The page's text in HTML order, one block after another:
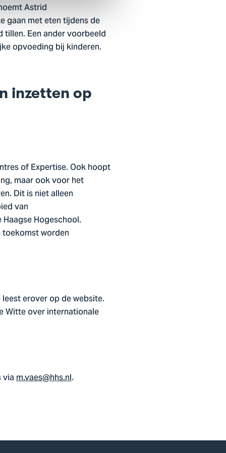
Astrid
gaan met eten tijdens de
Een ander voorbeeld
opvoeding bij kinderen.
inzetten op
of Expertise. Ook hoopt
maar ook voor het
Dit is niet alleen
van
Hogeschool.
worden
erover op de website.
Witte over internationale
m.vaes@hhs.nl.